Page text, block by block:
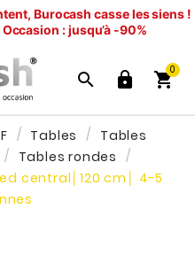
Burocash casse les siens !
Occasion : jusqu’à -90%
  
0
Tables
Tables
Tables rondes
central│120 cm│ 4-5